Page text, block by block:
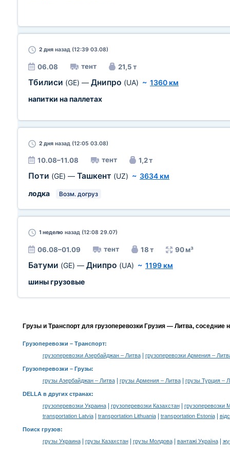
2 дня назад (12:39 03.08)
06.08 тент 21,5 т
Тбилиси (GE) — Днипро (UA) ~ 1360 км
напитки на паллетах
2 дня назад (12:05 03.08)
10.08–11.08 тент 1,2 т
Поти (GE) — Ташкент (UZ) ~ 3634 км
лодка
Возм. догруз
1 неделю назад (12:08 29.07)
06.08–01.09 тент 18 т 90 м³
Батуми (GE) — Днипро (UA) ~ 1199 км
шины грузовые
Грузы и Транспорт для грузоперевозки Грузия — Литва, соседние
Грузоперевозки – Транспорт:
грузоперевозки Азербайджан – Литва| грузоперевозки Армения –
Грузоперевозки – Грузы:
грузы Азербайджан – Литва| грузы Армения – Литва| грузы Турция –
DELLA в других странах:
грузоперевозки Украина| грузоперевозки Казахстан|
грузоперевозки
transportation Latvia| transportation Lithuania| transportation Estonia|
Поиск грузов:
грузы Украина| грузы Казахстан| грузы Молдова| вантажі Україна|